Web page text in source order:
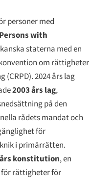
personer med
Persons with
staterna med en
om rättigheter
2024 års lag
2003 års lag,
på den
rådets mandat och
för
i primärrätten.
konstitution, en
rättigheter för